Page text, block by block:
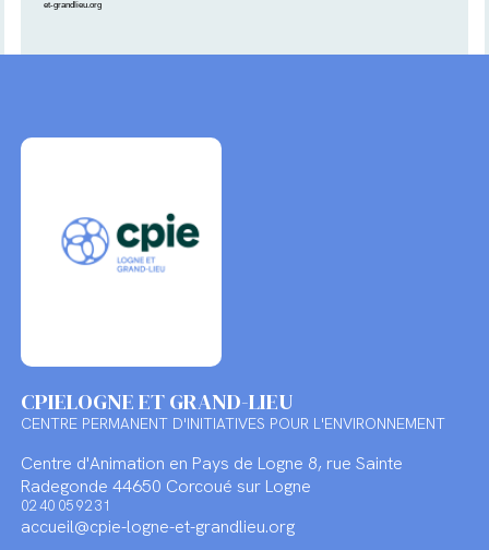
et-grandlieu.org
CPIELOGNE ET GRAND-LIEU
CENTRE PERMANENT D'INITIATIVES POUR L'ENVIRONNEMENT
Centre d'Animation en Pays de Logne 8, rue Sainte
Radegonde 44650 Corcoué sur Logne
02 40 05 92 31
accueil@cpie-logne-et-grandlieu.org